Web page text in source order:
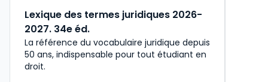
Lexique des termes juridiques 2026-
2027. 34e éd.
La référence du vocabulaire juridique depuis
50 ans, indispensable pour tout étudiant en
droit.​